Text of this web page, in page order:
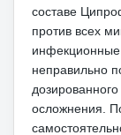
составе
против всех
инфекционные
неправильно
осложнения.